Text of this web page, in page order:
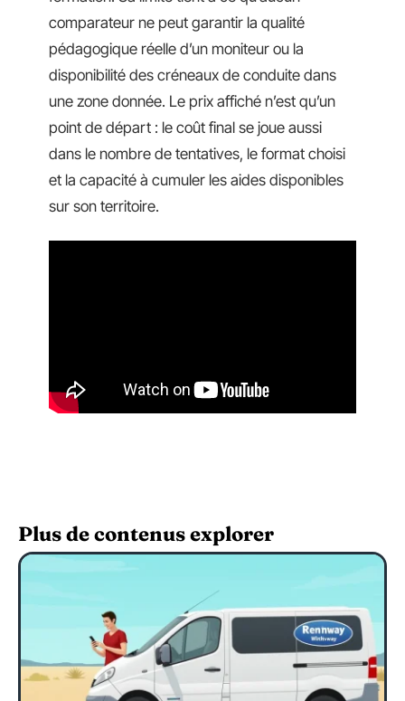
comparateur ne peut garantir la qualité
pédagogique réelle d’un moniteur ou la
disponibilité des créneaux de conduite dans
une zone donnée. Le prix affiché n’est qu’un
point de départ : le coût final se joue aussi
dans le nombre de tentatives, le format choisi
et la capacité à cumuler les aides disponibles
sur son territoire.
Plus de contenus explorer